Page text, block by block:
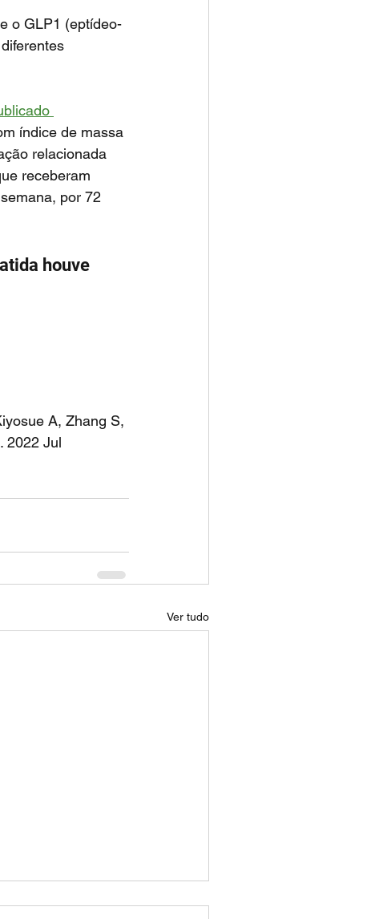
e o GLP1 (eptídeo-
índice de massa
relacionada
receberam
por 72
A, Zhang S,
2022 Jul
Ver tudo